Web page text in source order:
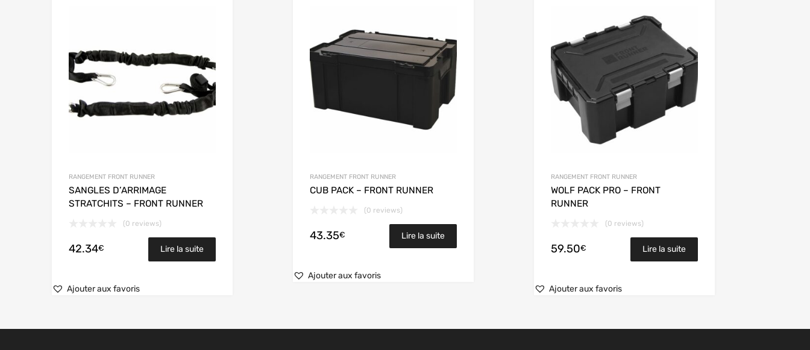
RANGEMENT FRONT RUNNER
SANGLES D’ARRIMAGE
STRATCHITS – FRONT RUNNER
(0 reviews)
42.34€ Lire la suite
Ajouter aux favoris
RANGEMENT FRONT RUNNER
CUB PACK – FRONT RUNNER
(0 reviews)
43.35€ Lire la suite
Ajouter aux favoris
RANGEMENT FRONT RUNNER
WOLF PACK PRO – FRONT
RUNNER
(0 reviews)
59.50€ Lire la suite
Ajouter aux favoris